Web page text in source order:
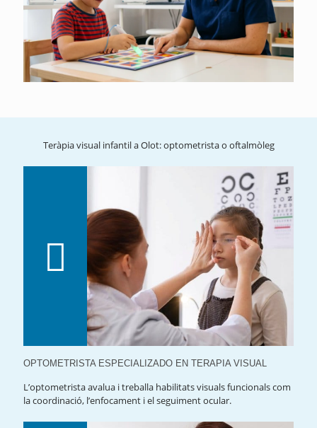
Teràpia visual infantil a Olot: optometrista o oftalmòleg
OPTOMETRISTA ESPECIALIZADO EN TERAPIA VISUAL
L’optometrista avalua i treballa habilitats visuals funcionals com
la coordinació, l’enfocament i el seguiment ocular.